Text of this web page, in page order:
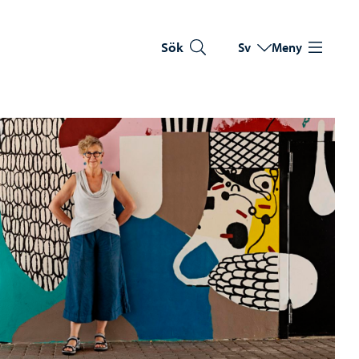
Sök Byt språk
Nuvarande språk:
Sv Meny